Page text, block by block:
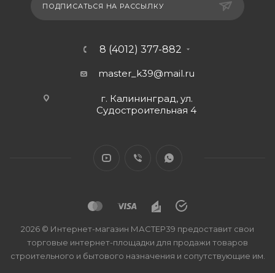
ПОДПИСАТЬСЯ НА РАССЫЛКУ
8 (4012) 377-882
master_k39@mail.ru
г. Калининград, ул.
Судостроительная 4
2026 © Интернет-магазин МАСТЕР39 предоставит свои
торговые интернет-площадки для продажи товаров
строительного и бытового назначения и сопутствующие им.